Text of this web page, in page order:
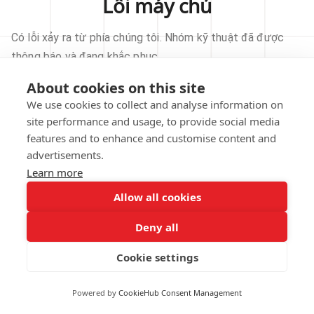
About cookies on this site
We use cookies to collect and analyse information on
site performance and usage, to provide social media
features and to enhance and customise content and
advertisements.
Learn more
Allow all cookies
Deny all
Cookie settings
Powered by CookieHub Consent Management
Lỗi máy chủ
Có lỗi xảy ra từ phía chúng tôi. Nhóm kỹ thuật đã được
thông báo và đang khắc phục.
THỬ LẠI
VỀ TRANG CHỦ
notified.